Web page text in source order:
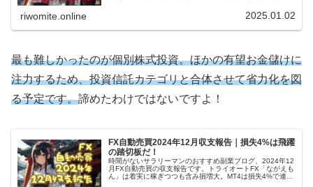
riwomite.online 2025.01.02
最も難しかったのが個別株式投資。ほかの有望お金儲けに
注力するため、投資信託カテゴリと合体させて省力化を図
る予定です。諦めたわけではないですよ！
FX自動売買2024年12月収支報告｜損失4%は飛躍
の踏切板だ！
時間がないサラリーマンのおすすめ副業ブログ、2024年12
月FX自動売買の収支報告です。トライオートFX「ながえも
ん」は着実に稼ぎつつも含み損増大。MT4は損失4%で連勝